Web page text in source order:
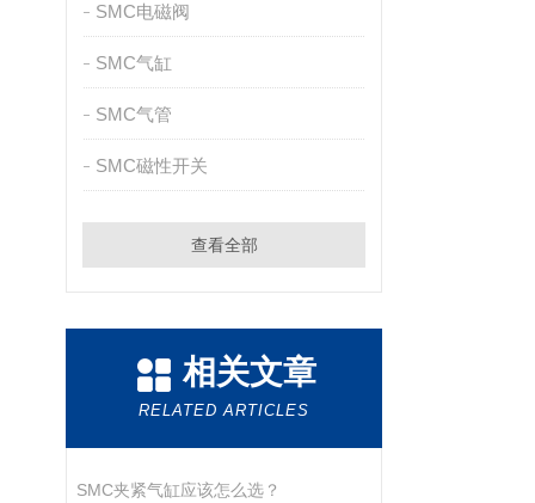
SMC电磁阀
SMC气缸
SMC气管
SMC磁性开关
查看全部
相关文章
RELATED ARTICLES
SMC夹紧气缸应该怎么选？